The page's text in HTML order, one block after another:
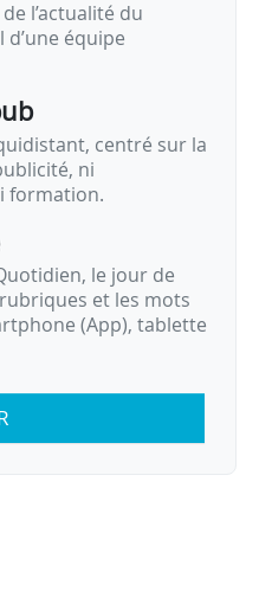
l’actualité du
équipe
centré sur la
ni
formation.
le jour de
et les mots
(App), tablette